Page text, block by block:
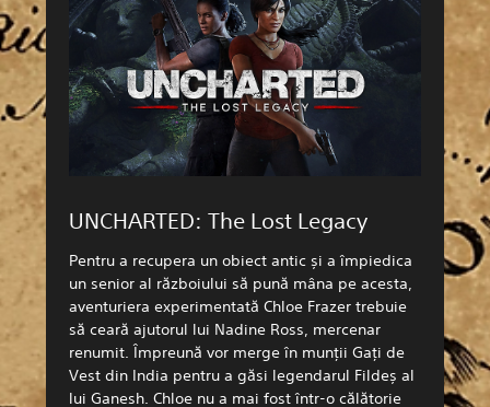
UNCHARTED: The Lost Legacy
Pentru a recupera un obiect antic și a împiedica
un senior al războiului să pună mâna pe acesta,
aventuriera experimentată Chloe Frazer trebuie
să ceară ajutorul lui Nadine Ross, mercenar
renumit. Împreună vor merge în munții Gați de
Vest din India pentru a găsi legendarul Fildeș al
lui Ganesh. Chloe nu a mai fost într-o călătorie